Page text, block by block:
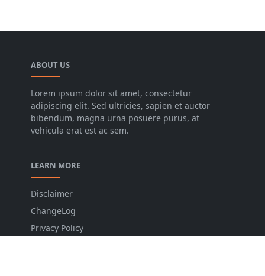
ABOUT US
Lorem ipsum dolor sit amet, consectetur
adipiscing elit. Sed ultricies, sapien et auctor
bibendum, magna urna posuere purus, at
vehicula erat est ac sem.
LEARN MORE
Disclaimer
ChangeLog
Privacy Policy